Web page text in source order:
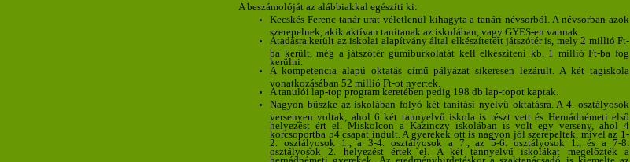
A beszámolóját az alábbiakkal egészíti ki:
Kecskés Ferenc tanár urat véletlenül kihagyta a tanári névsorból. A névsorban azok
szerepelnek, akik aktívan tanítanak az iskolában, vagy GYES-en vannak.
Átadásra került az iskolai alapítvány által elkészítetett játszótér is, mely 2 millió Ft-
ba került, még a játszótér gumiburkolatát kell elkészíteni kb. 1 millió Ft-ba fog
kerülni.
A kompetencia alapú oktatás című pályázat sikeresen lezárult. A két tagiskola
vonatkozásában 52 millió Ft-ot nyertek.
A tanulói lap-top program keretében pedig 198 db lap-topot kaptak.
Nagyon büszke az iskolában folyó két tanítási nyelvű oktatásra. A 4. osztályosok
versenyen voltak, ahol 6 két tannyelvű iskola is részt vett és Hernádnémeti első
helyezést ért el. Miskolcon a Kazinczy iskolában is volt egy verseny, ahol 4
korcsoportba 54 csapat indult. A gyerekek ott is nagyon jól szerepeltek, mivel az 1-
2. osztályosok 1., a 3-4. osztályosok a 7., az 5-6. osztályosok 1., és a 7-8.
osztályosok 2. helyezést értek el. A két tannyelvű iskolákat megelőzték a
hernádnémeti gyerekek. Az eredményhirdetéskor a szaktanácsadó is kiemelte az